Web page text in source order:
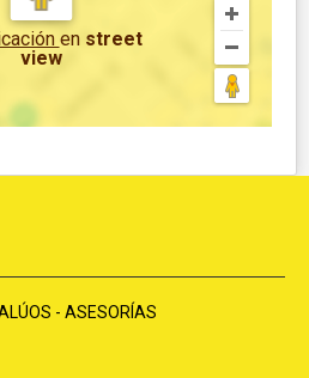
en street
view
- ASESORÍAS